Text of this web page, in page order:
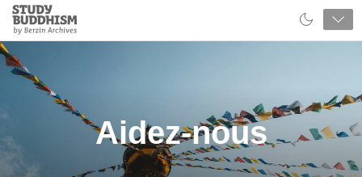
Close
Study
Buddhism
Aidez-nous